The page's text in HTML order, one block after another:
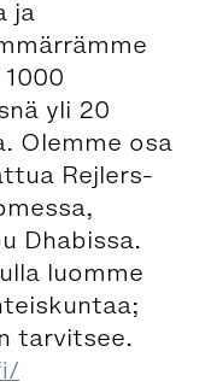
ja
yli 20
Olemme osa
Rejlers-
Dhabissa.
luomme
tarvitsee.